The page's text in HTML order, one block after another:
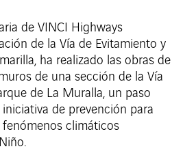
de VINCI Highways
de la Vía de Evitamiento y
ha realizado las obras de
de una sección de la Vía
de La Muralla, un paso
de prevención para
climáticos